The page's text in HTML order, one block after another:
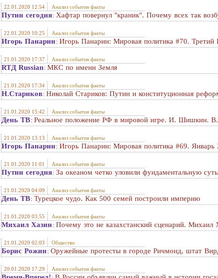
22.01.2020 12:54 Анализ события факты
Путин сегодня: Хафтар повернул "краник". Почему всех так
22.01.2020 10:25 Анализ события факты
Игорь Панарин: Игорь Панарин: Мировая политика #70. Третий
21.01.2020 17:37 Анализ события факты
RTД Russian: МКС по имени Земля
21.01.2020 17:34 Анализ события факты
Н.Стариков: Николай Стариков: Путин и конституционная
21.01.2020 15:42 Анализ события факты
День ТВ: Реальное положение РФ в мировой игре. И. Шишкин.
21.01.2020 13:13 Анализ события факты
Игорь Панарин: Игорь Панарин: Мировая политика #69.
21.01.2020 11:01 Анализ события факты
Путин сегодня: За океаном четко уловили фундаментальную
21.01.2020 04:09 Анализ события факты
День ТВ: Турецкое чудо. Как 500 семей построили империю
21.01.2020 03:55 Анализ события факты
Михаил Хазин: Почему это не казахстанский сценарий. Михаил
21.01.2020 02:03 Общество
Борис Рожин: Оружейные протесты в городе Ричмонд, штат
20.01.2020 17:29 Анализ события факты